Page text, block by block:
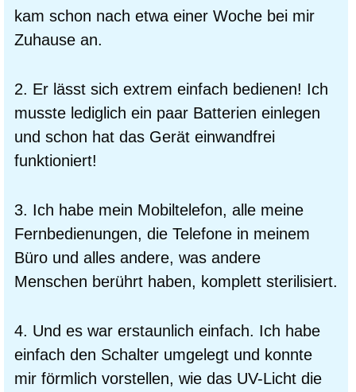
kam schon nach etwa einer Woche bei mir
Zuhause an.
2. Er lässt sich extrem einfach bedienen! Ich
musste lediglich ein paar Batterien einlegen
und schon hat das Gerät einwandfrei
funktioniert!
3. Ich habe mein Mobiltelefon, alle meine
Fernbedienungen, die Telefone in meinem
Büro und alles andere, was andere
Menschen berührt haben, komplett sterilisiert.
4. Und es war erstaunlich einfach. Ich habe
einfach den Schalter umgelegt und konnte
mir förmlich vorstellen, wie das UV-Licht die